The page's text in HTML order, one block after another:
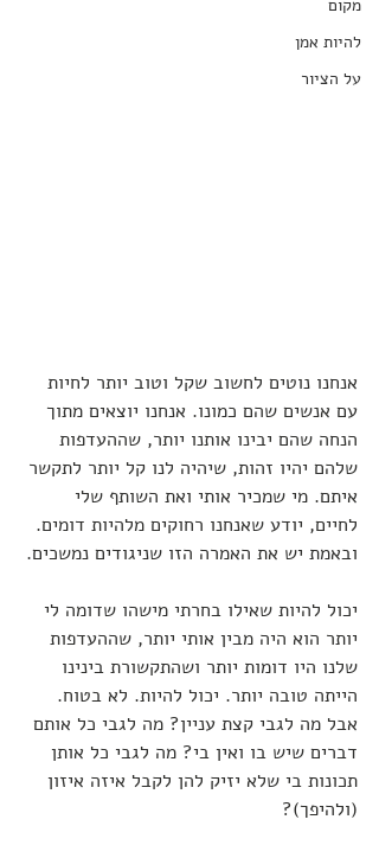
מקום
להיות אמן
על הציור
אנחנו נוטים לחשוב שקל וטוב יותר לחיות
עם אנשים שהם כמונו. אנחנו יוצאים מתוך
הנחה שהם יבינו אותנו יותר, שההעדפות
שלהם יהיו זהות, שיהיה לנו קל יותר לתקשר
איתם. מי שמכיר אותי ואת השותף שלי
לחיים, יודע שאנחנו רחוקים מלהיות דומים.
ובאמת יש את האמרה הזו שניגודים נמשכים.
יכול להיות שאילו בחרתי מישהו שדומה לי
יותר הוא היה מבין אותי יותר, שההעדפות
שלנו היו דומות יותר ושהתקשורת בינינו
הייתה טובה יותר. יכול להיות. לא בטוח.
אבל מה לגבי קצת עניין? מה לגבי כל אותם
דברים שיש בו ואין בי? מה לגבי כל אותן
תכונות בי שלא יזיק להן לקבל איזה איזון
(ולהיפך)?